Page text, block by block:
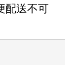
配送不可